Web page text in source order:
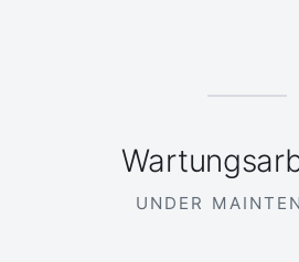
UNDER